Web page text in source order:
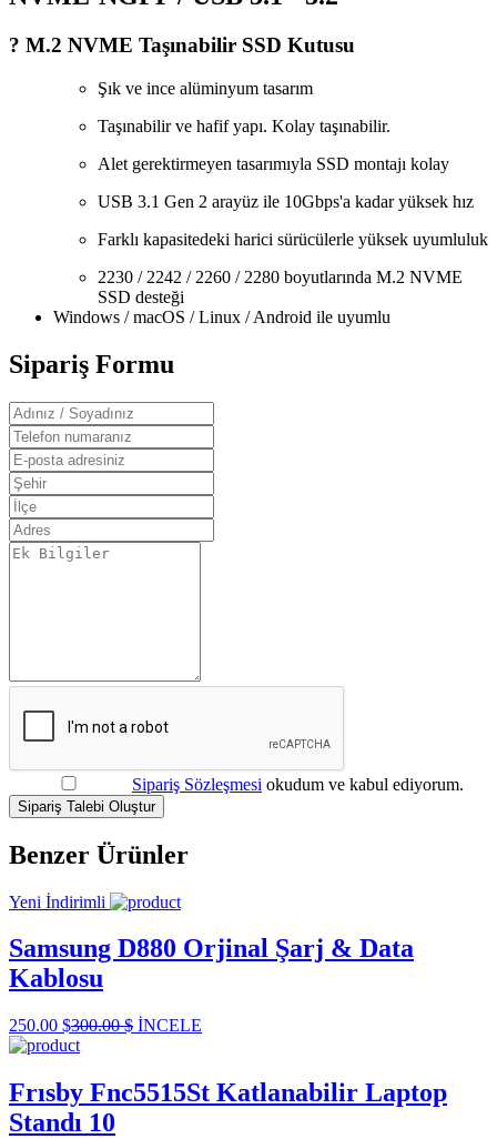
? M.2 NVME Taşınabilir SSD Kutusu
Şık ve ince alüminyum tasarım
Taşınabilir ve hafif yapı. Kolay taşınabilir.
Alet gerektirmeyen tasarımıyla SSD montajı kolay
USB 3.1 Gen 2 arayüz ile 10Gbps'a kadar yüksek hız
Farklı kapasitedeki harici sürücülerle yüksek uyumluluk
2230 / 2242 / 2260 / 2280 boyutlarında M.2 NVME
SSD desteği
Windows / macOS / Linux / Android ile uyumlu
Sipariş Formu
Sipariş Sözleşmesi okudum ve kabul ediyorum.
Sipariş Talebi Oluştur
Benzer Ürünler
Yeni İndirimli
Samsung D880 Orjinal Şarj & Data
Kablosu
250.00 $300.00 $ İNCELE
Frısby Fnc5515St Katlanabilir Laptop
Standı 10